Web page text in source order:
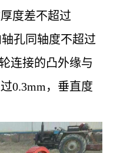
度差不超过
孔同轴度不超过
连接的凸外缘与
0.3mm，垂直度